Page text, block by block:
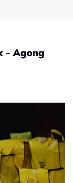
- Agong